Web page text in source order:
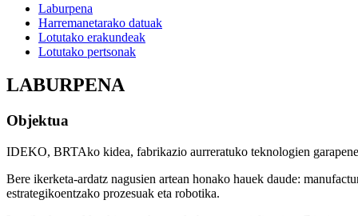
Laburpena
Harremanetarako datuak
Lotutako erakundeak
Lotutako pertsonak
LABURPENA
Objektua
IDEKO, BRTAko kidea, fabrikazio aurreratuko teknologien
Bere ikerketa-ardatz nagusien artean honako hauek daude:
estrategikoentzako prozesuak eta robotika.